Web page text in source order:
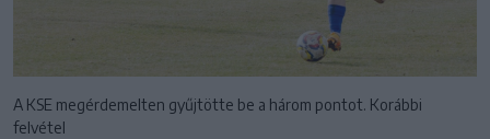
A KSE megérdemelten gyűjtötte be a három pontot. Korábbi
felvétel